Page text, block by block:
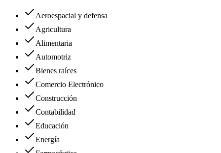
Aeroespacial y defensa
Agricultura
Alimentaria
Automotriz
Bienes raíces
Comercio Electrónico
Construcción
Contabilidad
Educación
Energía